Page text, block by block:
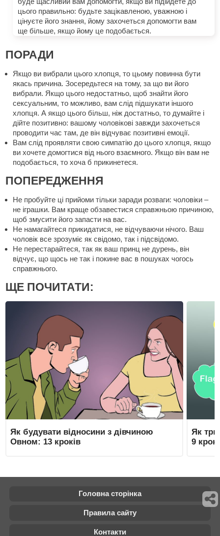
цього правильно: будьте зацікавленою, уважною і
цінуєте його знання, йому захочеться допомогти вам
ще більше, якщо йому це подобається.
ПОРАДИ
Якщо ви вибрали цього хлопця, то цьому повинна бути
якась причина. Зосередьтеся на тому, за що ви його
вибрали. Якщо цього недостатньо, щоб знайти його
сексуальним, то можливо, вам слід підшукати іншого
хлопця. А якщо цього більш, ніж достатньо, то думайте і
дійте позитивно: вашому чоловікові завжди захочеться
проводити час там, де він відчуває позитивні емоції.
Вам слід проявляти свою симпатію до цього хлопця, якщо
ви хочете домогтися від нього взаємного. Якщо він вам не
подобається, то хоча б прикинетеся.
ПОПЕРЕДЖЕННЯ
Не пробуйте ці прийоми тільки заради розваги: чоловіки –
не іграшки. Вам краще обзавестися справжньою причиною,
щоб змусити його запасти на вас.
Не намагайтеся прикидатися, не відчуваючи нічого. Ваш
чоловік все зрозуміє як свідомо, так і підсвідомо.
Не перестарайтеся, так як ваш принц не дурень, він
відчує, що щось не так і покине вас в пошуках чогось
справжнього.
ЩЕ ПОЧИТАТИ:
Як будувати відносини з дівчиною
Овном: 13 кроків
Як
9
Головна сторінка
Правила сайту
Контакти